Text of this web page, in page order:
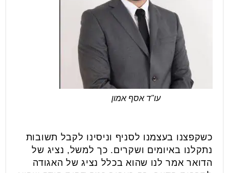
עו"ד אסף אמון
כשקפצנו בעצמנו לסניף וניסינו לקבל תשובות
נתקלנו באיומים ושקרים. כך למשל, נציג של
הדואר אמר לנו שהוא בכלל נציג של האגודה